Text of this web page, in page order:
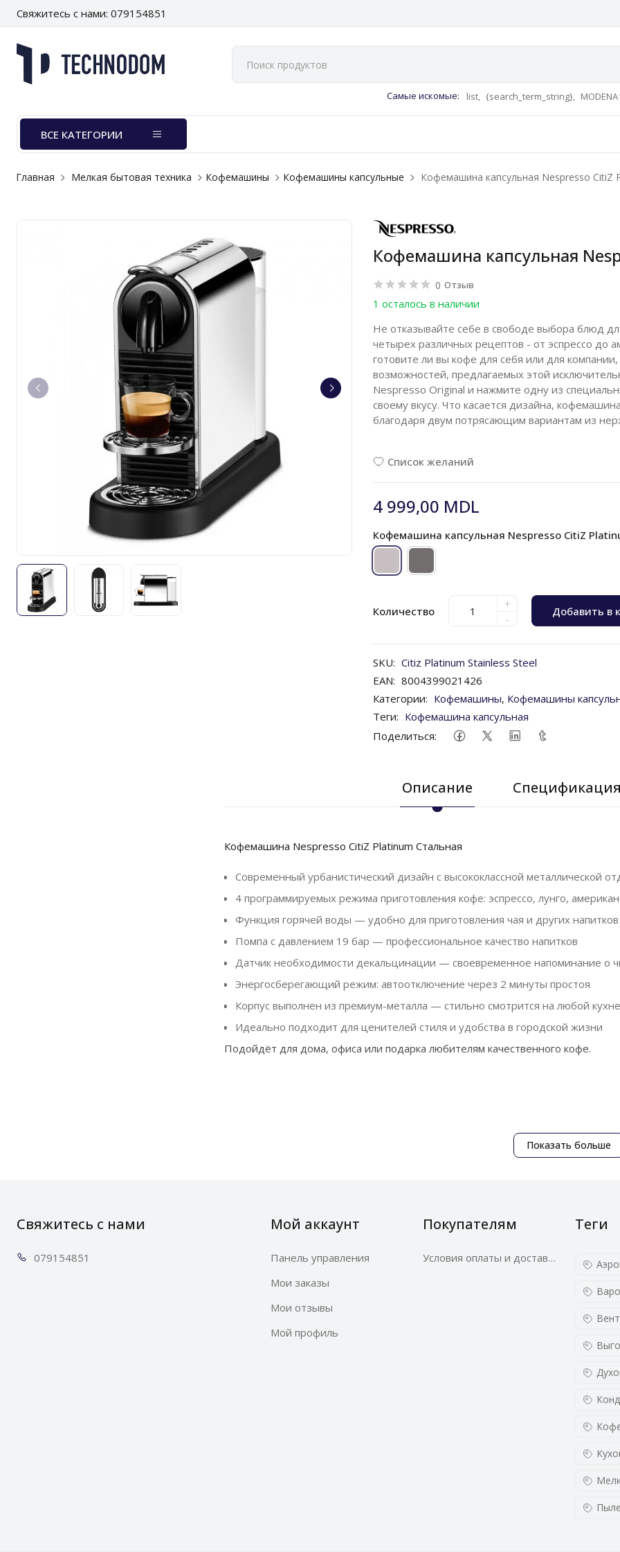
Свяжитесь с нами: 079154851
Самые искомые: list, {search_term_string},
ВСЕ КАТЕГОРИИ
Главная Мелкая бытовая техника Кофемашины Кофемашины капсульные Кофемашина капсульная Nespresso CitiZ
Кофемашина капсульная
0 Отзыв
1 осталось в наличии
Не отказывайте себе в свободе выбора блюд
четырех различных рецептов - от эспрессо до
готовите ли вы кофе для себя или для
возможностей, предлагаемых этой
Nespresso Original и нажмите одну из
своему вкусу. Что касается дизайна,
благодаря двум потрясающим вариантам из
Список желаний
4 999,00 MDL
Кофемашина капсульная Nespresso CitiZ
Количество
+
-
Добавить в
SKU: Citiz Platinum Stainless Steel
EAN: 8004399021426
Категории: Кофемашины, Кофемашины
Теги: Кофемашина капсульная
Поделиться:
Описание Спецификация
Кофемашина Nespresso CitiZ Platinum Стальная
Современный урбанистический дизайн с высококлассной металлической
4 программируемых режима приготовления кофе: эспрессо, лунго,
Функция горячей воды — удобно для приготовления чая и других напитков
Помпа с давлением 19 бар — профессиональное качество напитков
Датчик необходимости декальцинации — своевременное напоминание о
Энергосберегающий режим: автоотключение через 2 минуты простоя
Корпус выполнен из премиум-металла — стильно смотрится на любой кухне
Идеально подходит для ценителей стиля и удобства в городской жизни
Подойдёт для дома, офиса или подарка любителям качественного кофе.
Показать больше
Свяжитесь с нами
0791 54851
Мой аккаунт
Панель управления
Мои заказы
Мои отзывы
Мой профиль
Покупателям
Условия оплаты и доставки
Теги